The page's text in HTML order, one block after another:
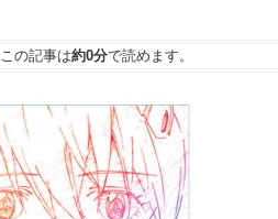
この記事は約0分で読めます。